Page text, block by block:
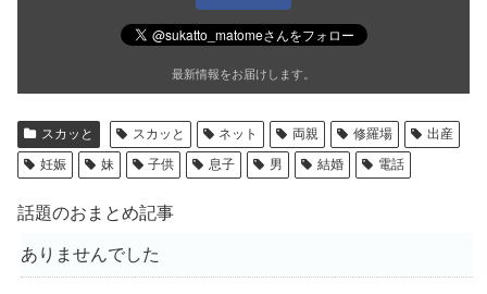
最新情報をお届けします。
スカッと スカッと ネット 両親 修羅場
出産
妊娠
妹 子供 息子 男 結婚 電話
話題のおまとめ記事
ありませんでした